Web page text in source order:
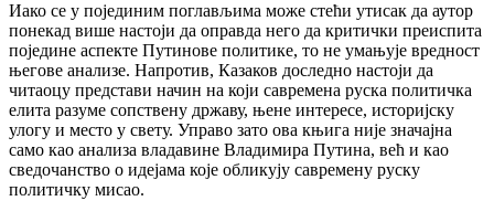
Иако се у појединим поглављима може стећи утисак да аутор
понекад више настоји да оправда него да критички преиспита
поједине аспекте Путинове политике, то не умањује вредност
његове анализе. Напротив, Казаков доследно настоји да
читаоцу представи начин на који савремена руска политичка
елита разуме сопствену државу, њене интересе, историјску
улогу и место у свету. Управо зато ова књига није значајна
само као анализа владавине Владимира Путина, већ и као
сведочанство о идејама које обликују савремену руску
политичку мисао.